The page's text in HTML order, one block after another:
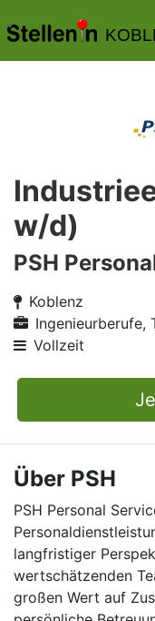
w/d)
PSH
Koblenz
Ingenieurberufe,
Vollzeit
Über PSH
PSH Personal
langfristiger
wertschätzenden
großen Wert auf